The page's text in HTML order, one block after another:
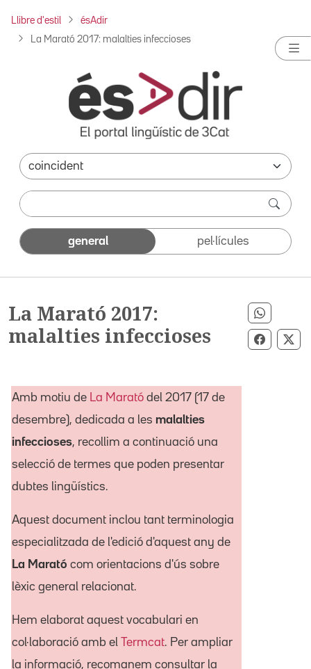
Llibre d'estil ésAdir
La Marató 2017: malalties infeccioses
general pel·lícules
La Marató 2017:
malalties infeccioses
Amb motiu de La Marató del 2017 (17 de
desembre), dedicada a les malalties
infeccioses, recollim a continuació una
selecció de termes que poden presentar
dubtes lingüístics.
Aquest document inclou tant terminologia
especialitzada de l'edició d'aquest any de
La Marató com orientacions d'ús sobre
lèxic general relacionat.
Hem elaborat aquest vocabulari en
col·laboració amb el
Termcat. Per ampliar
la informació, recomanem consultar la